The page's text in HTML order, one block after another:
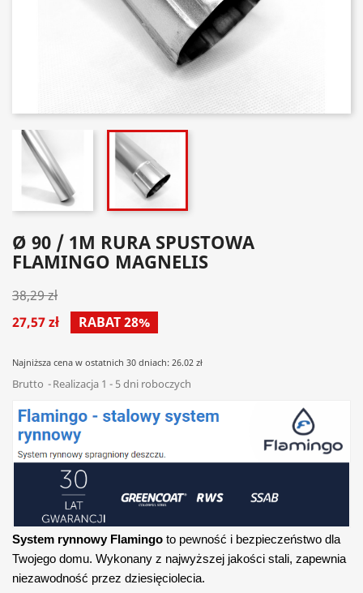
Ø 90 / 1M RURA SPUSTOWA
FLAMINGO MAGNELIS
38,29 zł
27,57 zł
RABAT 28%
Najniższa cena w ostatnich 30 dniach: 26.02 zł
Brutto Realizacja 1 - 5 dni roboczych
System rynnowy Flamingo to pewność i bezpieczeństwo dla
Twojego domu. Wykonany z najwyższej jakości stali, zapewnia
niezawodność przez dziesięciolecia.